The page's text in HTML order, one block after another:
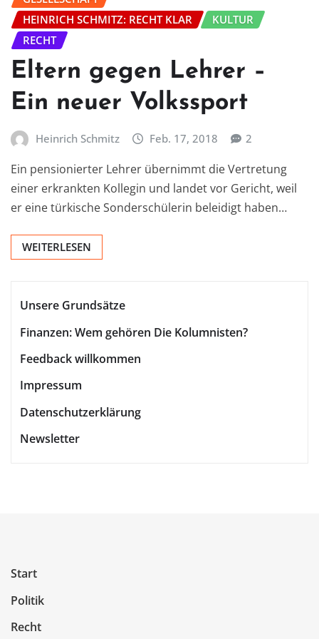
HEINRICH SCHMITZ: RECHT KLAR
KULTUR
RECHT
Eltern gegen Lehrer –
Ein neuer Volkssport
Heinrich Schmitz Feb. 17, 2018 2
Ein pensionierter Lehrer übernimmt die Vertretung
einer erkrankten Kollegin und landet vor Gericht, weil
er eine türkische Sonderschülerin beleidigt haben…
WEITERLESEN
Unsere Grundsätze
Finanzen: Wem gehören Die Kolumnisten?
Feedback willkommen
Impressum
Datenschutzerklärung
Newsletter
Start
Politik
Recht